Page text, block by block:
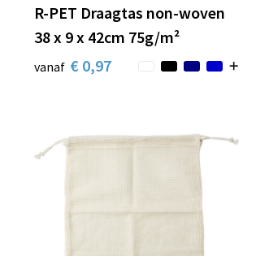
R-PET Draagtas non-woven
38 x 9 x 42cm 75g/m²
vanaf € 0,97